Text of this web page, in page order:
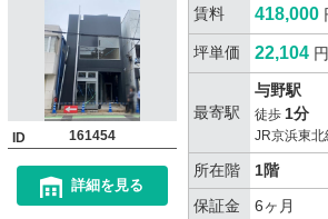
ID 161454
詳細を見る
賃料 418,000
坪単価 22,104
最寄駅
与野駅
徒歩 1分
JR京浜東北
所在階
1階
保証金
6ヶ月